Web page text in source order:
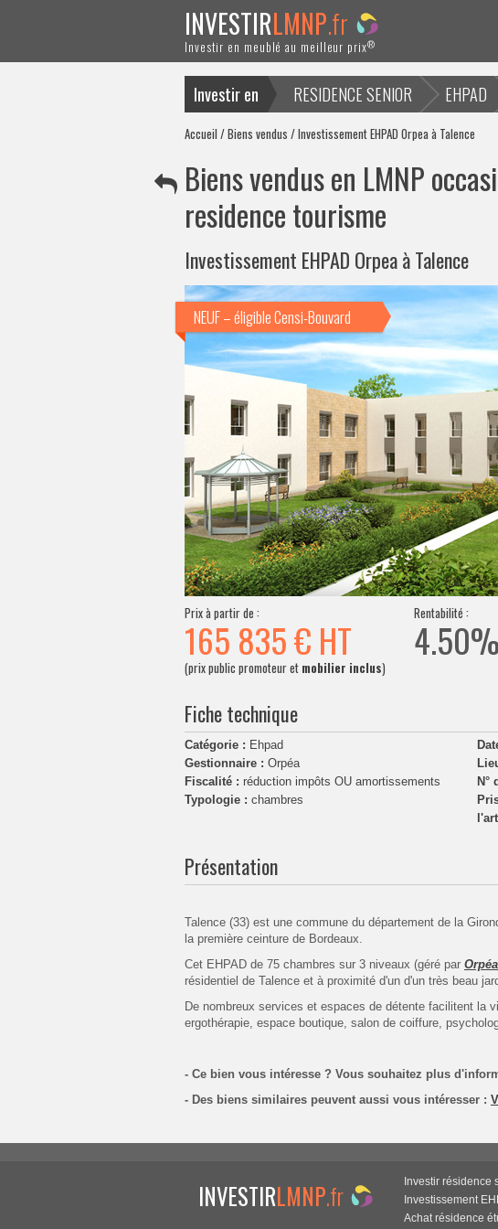
INVESTIRLMNP.fr
Investir en meublé au meilleur prix®
Investir en RESIDENCE SENIOR EHPAD
ACTUALITES
Accueil /Biens vendus / Investissement EHPAD Orpea à Talence
Biens vendus en LMNP
residence tourisme
Investissement EHPAD Orpea à Talence
NEUF – éligible Censi-Bouvard
Prix à partir de :
165 835 € HT
(prix public promoteur et mobilier inclus)
Rentabilité :
4.50%
Fiche technique
Catégorie : Ehpad
Gestionnaire : Orpéa
Fiscalité : réduction impôts OU amortissements
Typologie : chambres
N°
Présentation
Talence (33) est une commune du département de la
la première ceinture de Bordeaux.
Cet EHPAD de 75 chambres sur 3 niveaux (géré par Orpéa
résidentiel de Talence et à proximité d'un d'un très beau
De nombreux services et espaces de détente facilitent la
ergothérapie, espace boutique, salon de coiffure,
- Ce bien vous intéresse ? Vous souhaitez plus
- Des biens similaires peuvent aussi vous intéresser :
INVESTIRLMNP.fr
Investir résidence
Investissement
Achat résidence